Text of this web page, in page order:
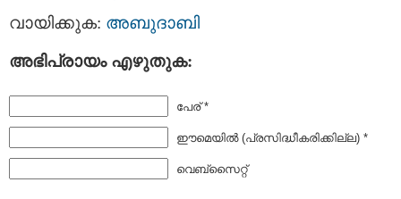
വായിക്കുക: അബുദാബി
അഭിപ്രായം എഴുതുക:
പേര് *
ഈമെയില്‍ (പ്രസിദ്ധീകരിക്കില്ല) *
വെബ്സൈറ്റ്